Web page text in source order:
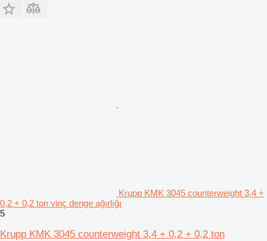
Krupp KMK 3045 counterweight 3,4 +
0,2 + 0,2 ton vinç denge ağırlığı
5
Krupp KMK 3045 counterweight 3,4 + 0,2 + 0,2 ton